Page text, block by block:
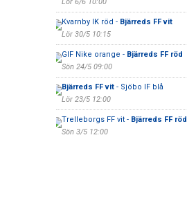
Kvarnby IK röd - Bjärreds FF vit
Lör 30/5 10:15
GIF Nike orange - Bjärreds FF röd
Sön 24/5 09:00
Bjärreds FF vit- Sjöbo IF blå
Lör 23/5 12:00
Trelleborgs FF vit - Bjärreds FF röd
Sön 3/5 12:00